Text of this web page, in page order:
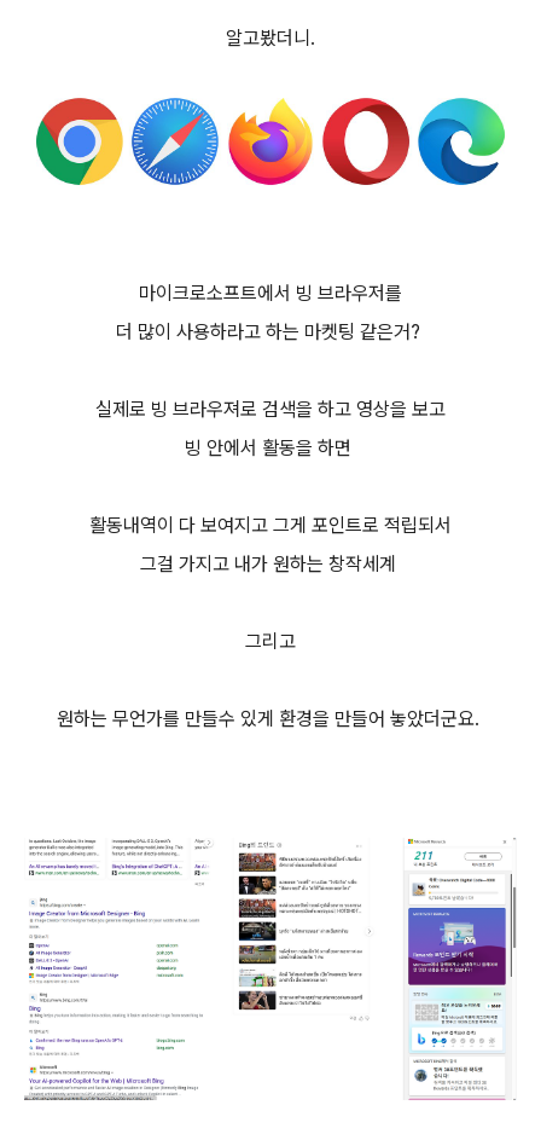
알고봤더니.
마이크로소프트에서 빙 브라우저를
더 많이 사용하라고 하는 마켓팅 같은거?
실제로 빙 브라우져로 검색을 하고 영상을 보고
빙 안에서 활동을 하면
활동내역이 다 보여지고 그게 포인트로 적립되서
그걸 가지고 내가 원하는 창작세계
그리고
원하는 무언가를 만들수 있게 환경을 만들어 놓았더군요.